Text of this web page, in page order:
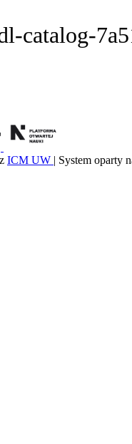
catalog-
ICM UW | System oparty